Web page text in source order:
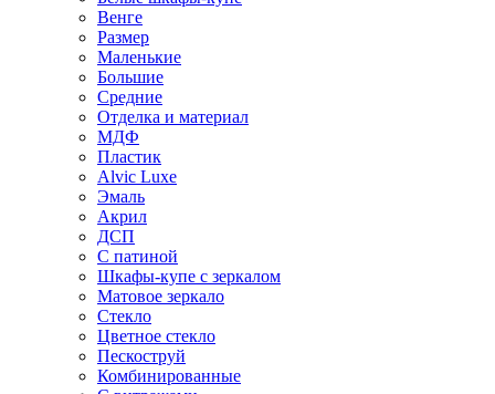
Венге
Размер
Маленькие
Большие
Средние
Отделка и материал
МДФ
Пластик
Alvic Luxe
Эмаль
Акрил
ДСП
С патиной
Шкафы-купе с зеркалом
Матовое зеркало
Стекло
Цветное стекло
Пескоструй
Комбинированные